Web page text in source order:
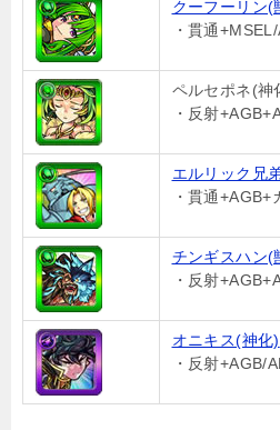
クーフーリン(
・貫通
ペルセポネ(神
・反射
エルリック兄
・貫通+AGB+
チンギスハン(
・反射
オニキス(神化)
・反射+AGB/